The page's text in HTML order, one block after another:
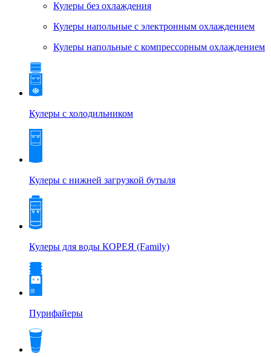
Кулеры без охлаждения
Кулеры напольные с электронным охлаждением
Кулеры напольные с компрессорным охлаждением
Кулеры с холодильником
Кулеры с нижней загрузкой бутыля
Кулеры для воды КОРЕЯ (Family)
Пурифайеры